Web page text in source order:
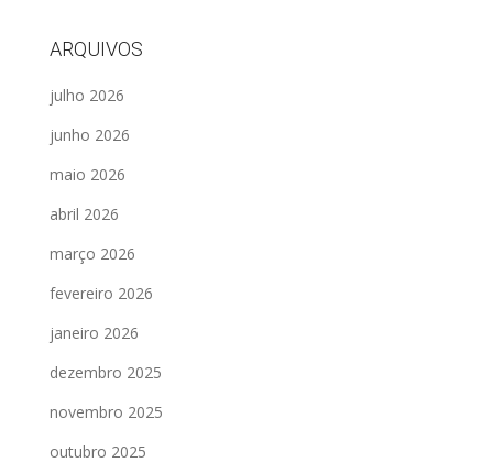
ARQUIVOS
julho 2026
junho 2026
maio 2026
abril 2026
março 2026
fevereiro 2026
janeiro 2026
dezembro 2025
novembro 2025
outubro 2025